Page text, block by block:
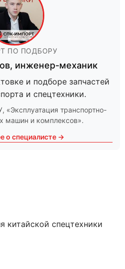
ПО ПОДБОРУ
, инженер-механик
и подборе запчастей
и спецтехники.
, «Эксплуатация транспортно-
машин и комплексов».
о специалисте →
китайской спецтехники